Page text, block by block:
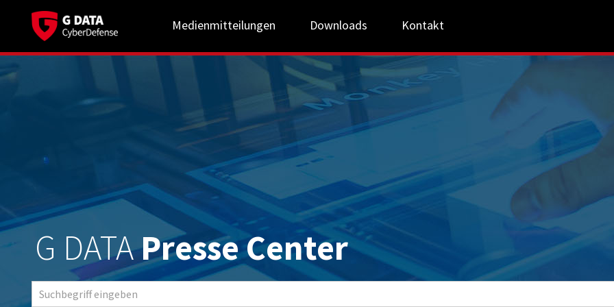
Medienmitteilungen Downloads Kontakt
G DATAPresse Center